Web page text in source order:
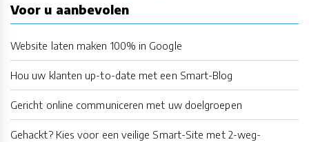
Voor u aanbevolen
Website laten maken 100% in Google
Hou uw klanten up-to-date met een Smart-Blog
Gericht online communiceren met uw doelgroepen
Gehackt? Kies voor een veilige Smart-Site met 2-weg-